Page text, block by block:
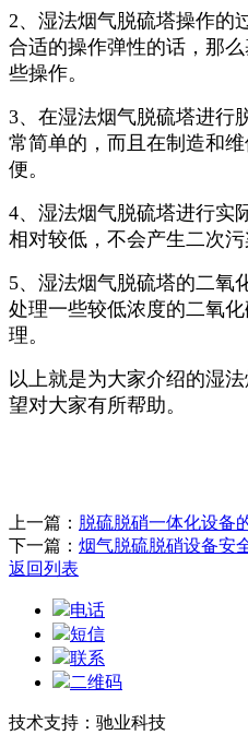
2、湿法烟气脱硫塔操作的
合适的操作弹性的话，那
些操作。
3、在湿法烟气脱硫塔进行
常简单的，而且在制造和
便。
4、湿法烟气脱硫塔进行实
相对较低，不会产生二次污
5、湿法烟气脱硫塔的二氧
处理一些较低浓度的二氧
理。
以上就是为大家介绍的湿
望对大家有所帮助。
上一篇： 脱硫脱硝一体化设备
下一篇： 烟气脱硫脱硝设备安
返回列表
电话
短信
联系
二维码
技术支持：驰业科技